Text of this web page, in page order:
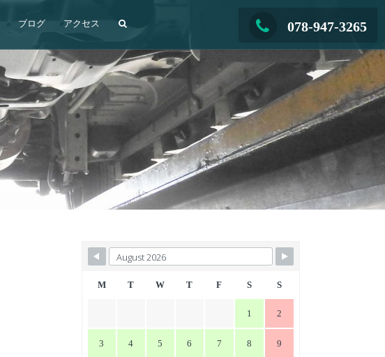
078-947-3265
ブログ アクセス
M T W T F S S
1 2
3 4 5 6 7 8 9